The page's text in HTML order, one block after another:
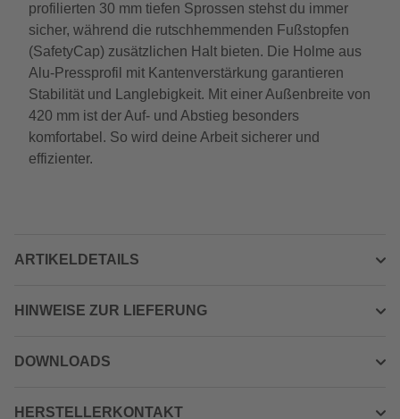
profilierten 30 mm tiefen Sprossen stehst du immer
sicher, während die rutschhemmenden Fußstopfen
(SafetyCap) zusätzlichen Halt bieten. Die Holme aus
Alu-Pressprofil mit Kantenverstärkung garantieren
Stabilität und Langlebigkeit. Mit einer Außenbreite von
420 mm ist der Auf- und Abstieg besonders
komfortabel. So wird deine Arbeit sicherer und
effizienter.
ARTIKELDETAILS
HINWEISE ZUR LIEFERUNG
DOWNLOADS
HERSTELLERKONTAKT